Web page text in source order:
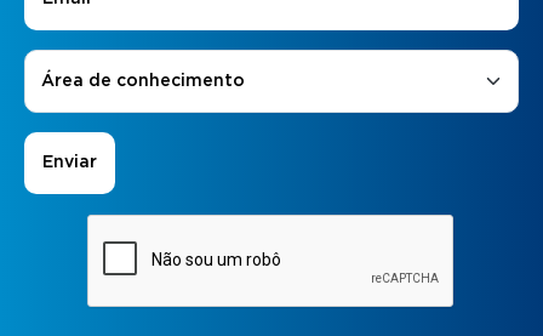
Áreas de Interesse
Área de conhecimento